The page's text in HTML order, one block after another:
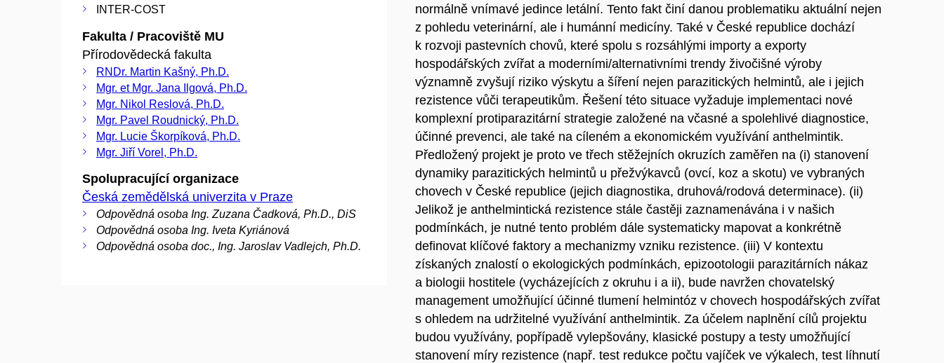
INTER-COST
Fakulta / Pracoviště MU
Přírodovědecká fakulta
RNDr. Martin Kašný, Ph.D.
Mgr. et Mgr. Jana Ilgová, Ph.D.
Mgr. Nikol Reslová, Ph.D.
Mgr. Pavel Roudnický, Ph.D.
Mgr. Lucie Škorpíková, Ph.D.
Mgr. Jiří Vorel, Ph.D.
Spolupracující organizace
Česká zemědělská univerzita v Praze
Odpovědná osoba Ing. Zuzana Čadková, Ph.D., DiS
Odpovědná osoba Ing. Iveta Kyriánová
Odpovědná osoba doc., Ing. Jaroslav Vadlejch, Ph.D.
normálně vnímavé jedince letální. Tento fakt činí danou problematiku aktuální nejen
z pohledu veterinární, ale i humánní medicíny. Také v České republice dochází
k rozvoji pastevních chovů, které spolu s rozsáhlými importy a exporty
hospodářských zvířat a moderními/alternativními trendy živočišné výroby
významně zvyšují riziko výskytu a šíření nejen parazitických helmintů, ale i jejich
rezistence vůči terapeutikům. Řešení této situace vyžaduje implementaci nové
komplexní protiparazitární strategie založené na včasné a spolehlivé diagnostice,
účinné prevenci, ale také na cíleném a ekonomickém využívání anthelmintik.
Předložený projekt je proto ve třech stěžejních okruzích zaměřen na (i) stanovení
dynamiky parazitických helmintů u přežvýkavců (ovcí, koz a skotu) ve vybraných
chovech v České republice (jejich diagnostika, druhová/rodová determinace). (ii)
Jelikož je anthelmintická rezistence stále častěji zaznamenávána i v našich
podmínkách, je nutné tento problém dále systematicky mapovat a konkrétně
definovat klíčové faktory a mechanizmy vzniku rezistence. (iii) V kontextu
získaných znalostí o ekologických podmínkách, epizootologii parazitárních nákaz
a biologii hostitele (vycházejících z okruhu i a ii), bude navržen chovatelský
management umožňující účinné tlumení helmintóz v chovech hospodářských zvířat
s ohledem na udržitelné využívání anthelmintik. Za účelem naplnění cílů projektu
budou využívány, popřípadě vylepšovány, klasické postupy a testy umožňující
stanovení míry rezistence (např. test redukce počtu vajíček ve výkalech, test líhnutí